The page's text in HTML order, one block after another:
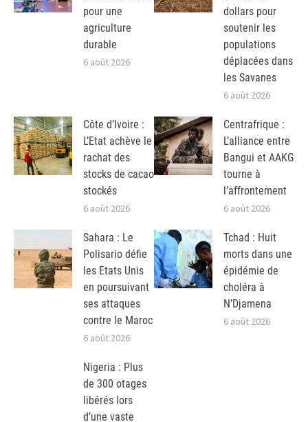
pour une
agriculture
durable
6 août 2026
dollars pour
soutenir les
populations
déplacées dans
les Savanes
6 août 2026
Côte d’Ivoire :
L’Etat achève le
rachat des
stocks de cacao
stockés
6 août 2026
Centrafrique :
L’alliance entre
Bangui et AAKG
tourne à
l’affrontement
6 août 2026
Sahara : Le
Polisario défie
les Etats Unis
en poursuivant
ses attaques
contre le Maroc
6 août 2026
Tchad : Huit
morts dans une
épidémie de
choléra à
N’Djamena
6 août 2026
Nigeria : Plus
de 300 otages
libérés lors
d’une vaste